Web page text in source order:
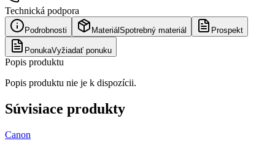
Technická podpora
Podrobnosti Materiál Spotrebný materiál Prospekt
PonukaVyžiadať ponuku
Popis produktu
Popis produktu nie je k dispozícii.
Súvisiace produkty
Canon